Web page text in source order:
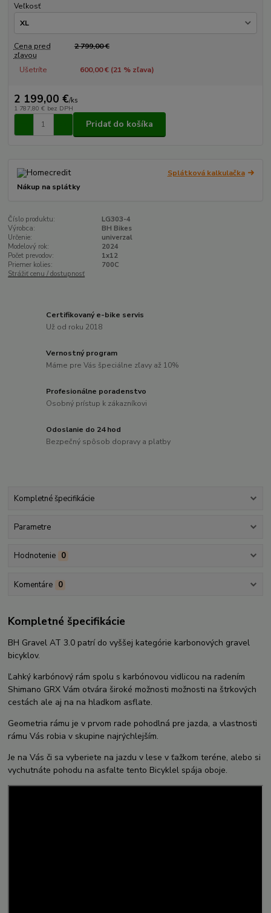
Veľkosť
Cena pred
zľavou
2 799,00 €
Ušetríte 600,00 € (21 % zľava)
2 199,00 €/ks
1 787,80 € bez DPH
Pridať do košíka
Splátková kalkulačka
Nákup na splátky
Číslo produktu:
LG303-4
Výrobca:
BH Bikes
Určenie:
univerzal
Modelový rok:
2024
Počet prevodov:
1x12
Priemer kolies:
700C
Strážiť cenu / dostupnosť
Certifikovaný e-bike servis
Už od roku 2018
Vernostný program
Máme pre Vás špeciálne zľavy až 10%
Profesionálne poradenstvo
Osobný prístup k zákazníkovi
Odoslanie do 24 hod
Bezpečný spôsob dopravy a platby
Kompletné špecifikácie
Parametre
Hodnotenie 0
Komentáre 0
Kompletné špecifikácie
BH Gravel AT 3.0 patrí do vyššej kategórie karbonových gravel
bicyklov.
Ľahký karbónový rám spolu s karbónovou vidlicou na radením
Shimano GRX Vám otvára široké možnosti možnosti na štrkových
cestách ale aj na na hladkom asflate.
Geometria rámu je v prvom rade pohodlná pre jazda, a vlastnosti
rámu Vás robia v skupine najrýchlejším.
Je na Vás či sa vyberiete na jazdu v lese v ťažkom teréne, alebo si
vychutnáte pohodu na asfalte tento Bicyklel spája oboje.